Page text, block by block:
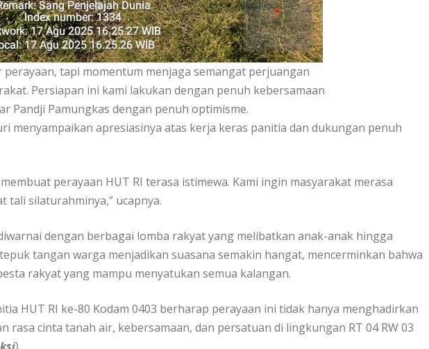
perayaan, tapi momentum menjaga semangat perjuangan
Persiapan ini kami lakukan dengan penuh kebersamaan
Pandji Pamungkas dengan penuh optimisme.
menyampaikan apresiasinya atas kerja keras panitia dan dukungan penuh
perayaan HUT RI terasa istimewa. Kami ingin masyarakat merasa
tali silaturahminya,” ucapnya.
dengan berbagai lomba rakyat yang melibatkan anak-anak hingga
tangan warga menjadikan suasana semakin hangat, mencerminkan bahwa
rakyat yang mampu menyatukan semua kalangan.
HUT RI ke-80 Kodam 0403 berharap perayaan ini tidak hanya menghadirkan
rasa cinta tanah air, kebersamaan, dan persatuan di lingkungan RT 04 RW 03